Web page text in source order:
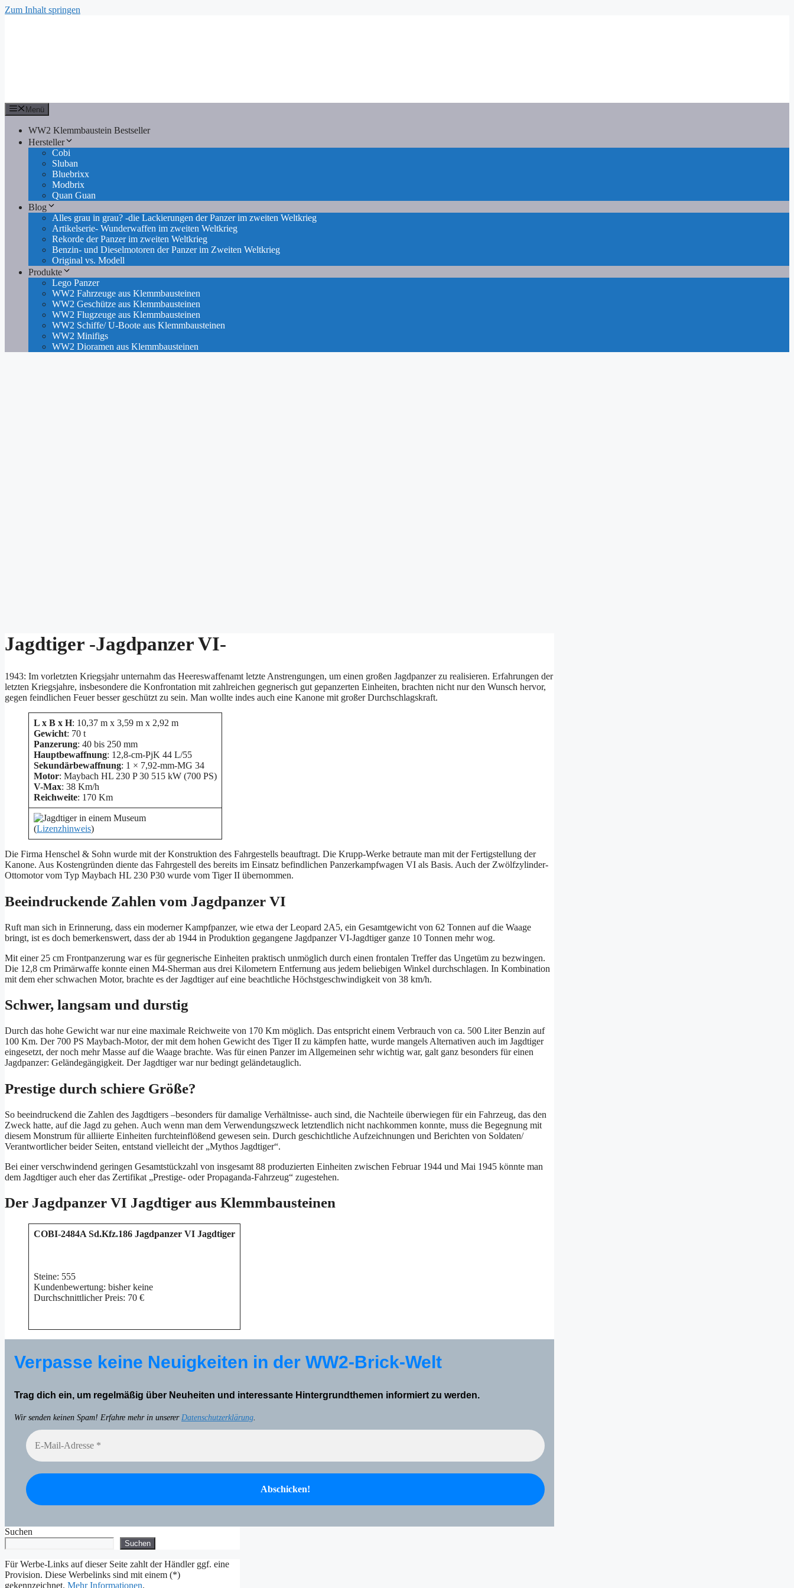
Zum Inhalt springen
Menü
WW2 Klemmbaustein Bestseller
Hersteller
Cobi
Sluban
Bluebrixx
Modbrix
Quan Guan
Blog
Alles grau in grau? -die Lackierungen der Panzer im zweiten Weltkrieg
Artikelserie- Wunderwaffen im zweiten Weltkrieg
Rekorde der Panzer im zweiten Weltkrieg
Benzin- und Dieselmotoren der Panzer im Zweiten Weltkrieg
Original vs. Modell
Produkte
Lego Panzer
WW2 Fahrzeuge aus Klemmbausteinen
WW2 Geschütze aus Klemmbausteinen
WW2 Flugzeuge aus Klemmbausteinen
WW2 Schiffe/ U-Boote aus Klemmbausteinen
WW2 Minifigs
WW2 Dioramen aus Klemmbausteinen
Jagdtiger -Jagdpanzer VI-
1943: Im vorletzten Kriegsjahr unternahm das Heereswaffenamt letzte Anstrengungen, um einen großen Jagdpanzer zu realisieren. Erfahrungen der
letzten Kriegsjahre, insbesondere die Konfrontation mit zahlreichen gegnerisch gut gepanzerten Einheiten, brachten nicht nur den Wunsch hervor,
gegen feindlichen Feuer besser geschützt zu sein. Man wollte indes auch eine Kanone mit großer Durchschlagskraft.
L x B x H: 10,37 m x 3,59 m x 2,92 m
Gewicht: 70 t
Panzerung: 40 bis 250 mm
Hauptbewaffnung: 12,8-cm-PjK 44 L/55
Sekundärbewaffnung: 1 × 7,92-mm-MG 34
Motor: Maybach HL 230 P 30 515 kW (700 PS)
V-Max: 38 Km/h
Reichweite: 170 Km
(Lizenzhinweis)
Die Firma Henschel & Sohn wurde mit der Konstruktion des Fahrgestells beauftragt. Die Krupp-Werke betraute man mit der Fertigstellung der
Kanone. Aus Kostengründen diente das Fahrgestell des bereits im Einsatz befindlichen Panzerkampfwagen VI als Basis. Auch der Zwölfzylinder-
Ottomotor vom Typ Maybach HL 230 P30 wurde vom Tiger II übernommen.
Beeindruckende Zahlen vom Jagdpanzer VI
Ruft man sich in Erinnerung, dass ein moderner Kampfpanzer, wie etwa der Leopard 2A5, ein Gesamtgewicht von 62 Tonnen auf die Waage
bringt, ist es doch bemerkenswert, dass der ab 1944 in Produktion gegangene Jagdpanzer VI-Jagdtiger ganze 10 Tonnen mehr wog.
Mit einer 25 cm Frontpanzerung war es für gegnerische Einheiten praktisch unmöglich durch einen frontalen Treffer das Ungetüm zu bezwingen.
Die 12,8 cm Primärwaffe konnte einen M4-Sherman aus drei Kilometern Entfernung aus jedem beliebigen Winkel durchschlagen. In Kombination
mit dem eher schwachen Motor, brachte es der Jagdtiger auf eine beachtliche Höchstgeschwindigkeit von 38 km/h.
Schwer, langsam und durstig
Durch das hohe Gewicht war nur eine maximale Reichweite von 170 Km möglich. Das entspricht einem Verbrauch von ca. 500 Liter Benzin auf
100 Km. Der 700 PS Maybach-Motor, der mit dem hohen Gewicht des Tiger II zu kämpfen hatte, wurde mangels Alternativen auch im Jagdtiger
eingesetzt, der noch mehr Masse auf die Waage brachte. Was für einen Panzer im Allgemeinen sehr wichtig war, galt ganz besonders für einen
Jagdpanzer: Geländegängigkeit. Der Jagdtiger war nur bedingt geländetauglich.
Prestige durch schiere Größe?
So beeindruckend die Zahlen des Jagdtigers –besonders für damalige Verhältnisse- auch sind, die Nachteile überwiegen für ein Fahrzeug, das den
Zweck hatte, auf die Jagd zu gehen. Auch wenn man dem Verwendungszweck letztendlich nicht nachkommen konnte, muss die Begegnung mit
diesem Monstrum für alliierte Einheiten furchteinflößend gewesen sein. Durch geschichtliche Aufzeichnungen und Berichten von Soldaten/
Verantwortlicher beider Seiten, entstand vielleicht der „Mythos Jagdtiger“.
Bei einer verschwindend geringen Gesamtstückzahl von insgesamt 88 produzierten Einheiten zwischen Februar 1944 und Mai 1945 könnte man
dem Jagdtiger auch eher das Zertifikat „Prestige- oder Propaganda-Fahrzeug“ zugestehen.
Der Jagdpanzer VI Jagdtiger aus Klemmbausteinen
COBI-2484A Sd.Kfz.186 Jagdpanzer VI Jagdtiger
Steine: 555
Kundenbewertung: bisher keine
Durchschnittlicher Preis: 70 €
Verpasse keine Neuigkeiten in der WW2-Brick-Welt
Trag dich ein, um regelmäßig über Neuheiten und interessante Hintergrundthemen informiert zu werden.
Wir senden keinen Spam! Erfahre mehr in unserer Datenschutzerklärung.
Suchen
Suchen
Für Werbe-Links auf dieser Seite zahlt der Händler ggf. eine
Provision. Diese Werbelinks sind mit einem (*)
gekennzeichnet. Mehr Informationen.